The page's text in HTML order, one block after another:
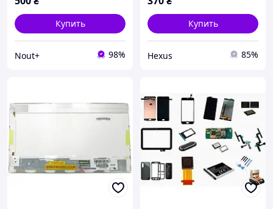
Купить
Nout+ 98%
Купить
Hexus 85%